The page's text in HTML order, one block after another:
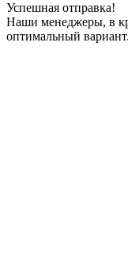
Успешная отправка!
Наши менеджеры, в
оптимальный вариант.